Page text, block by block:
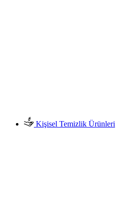
Kişisel Temizlik Ürünleri